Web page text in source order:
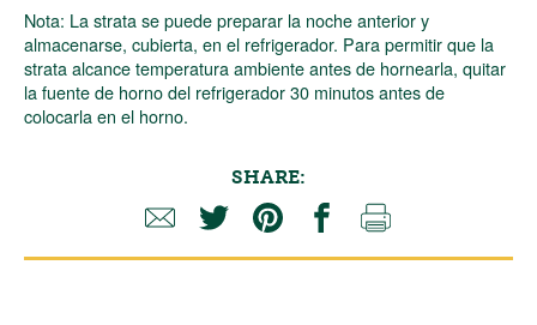
Nota: La strata se puede preparar la noche anterior y
almacenarse, cubierta, en el refrigerador. Para permitir que la
strata alcance temperatura ambiente antes de hornearla, quitar
la fuente de horno del refrigerador 30 minutos antes de
colocarla en el horno.
SHARE: